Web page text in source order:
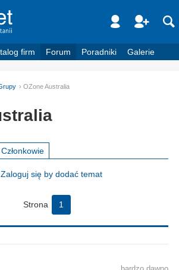
firm Forum Poradniki Galerie
OZone Australia
Członkowie
Zaloguj się by dodać temat
Strona 1